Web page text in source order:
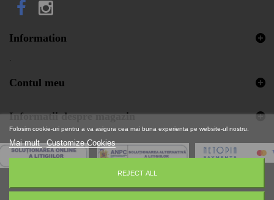
Information
.
Contul meu
Informatii despre magazin
Folosim cookie-uri pentru a va asigura cea mai buna experienta pe website-ul nostru.
Mai mult Customize Cookies
REJECT ALL